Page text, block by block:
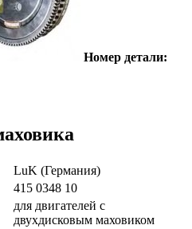
Номер детали:
LuK (Германия)
415 0348 10
для двигателей с
двухдисковым маховиком